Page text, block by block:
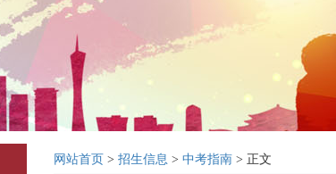
网站首页 > 招生信息 > 中考指南> 正文